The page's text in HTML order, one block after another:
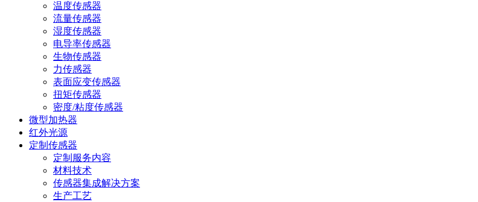
温度传感器
流量传感器
湿度传感器
电导率传感器
生物传感器
力传感器
表面应变传感器
扭矩传感器
密度/粘度传感器
微型加热器
红外光源
定制传感器
定制服务内容
材料技术
传感器集成解决方案
生产工艺